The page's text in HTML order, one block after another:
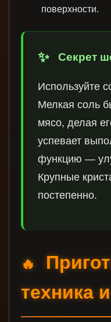
поверхности.
Секрет
Используйте
Мелкая соль
мясо, делая
успевает
функцию —
Крупные
постепенно.
🔥
техника